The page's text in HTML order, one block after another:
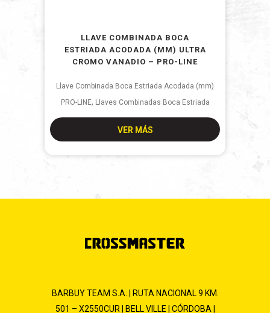
LLAVE COMBINADA BOCA
ESTRIADA ACODADA (MM) ULTRA
CROMO VANADIO – PRO-LINE
Llave Combinada Boca Estriada Acodada (mm)
PRO-LINE, Llaves Combinadas Boca Estriada
VER MÁS
BARBUY TEAM S.A. | RUTA NACIONAL 9 KM.
501 – X2550CUR | BELL VILLE | CÓRDOBA |